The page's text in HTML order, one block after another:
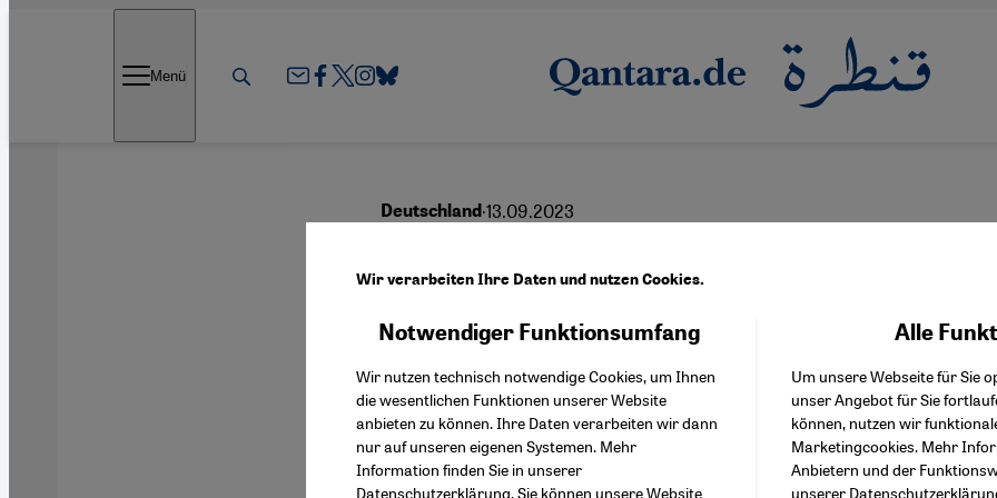
Menü
Deutschland·13.09.2023
Beethovenfest bietet
für Afghanistan und Iran
Deutsch English
Wir verarbeiten Ihre Daten und nutzen Cookies.
Notwendiger Funktionsumfang
Wir nutzen technisch notwendige Cookies, um Ihnen
die wesentlichen Funktionen unserer Website
anbieten zu können. Ihre Daten verarbeiten wir dann
nur auf unseren eigenen Systemen. Mehr
Information finden Sie in unserer
Datenschutzerklärung. Sie können unsere Website
Alle
Um unsere Webseite für Sie
unser Angebot für Sie
können, nutzen wir
Marketingcookies. Mehr
Anbietern und der
unserer
Facebook Embed /
Twitter Embed
Instagram Embed
Youtube Embed
Google Maps Embed